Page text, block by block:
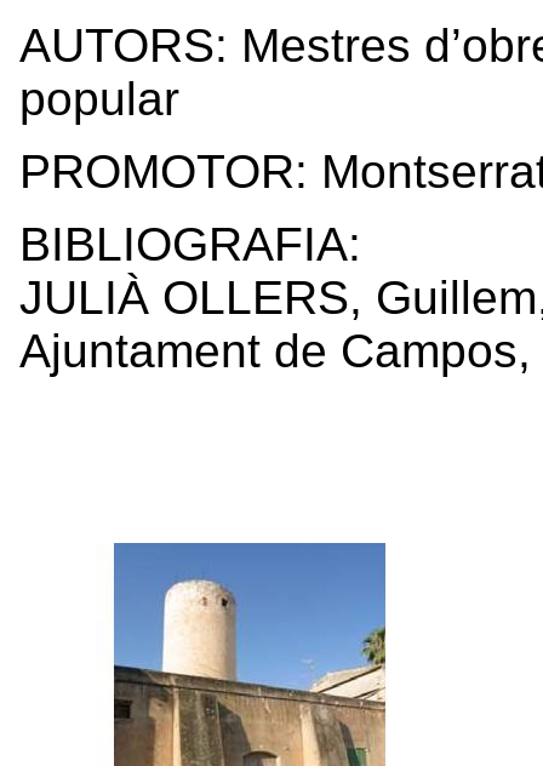
AUTORS: Mestres
popular
PROMOTOR:
BIBLIOGRAFIA:
JULIÀ OLLERS,
Ajuntament de